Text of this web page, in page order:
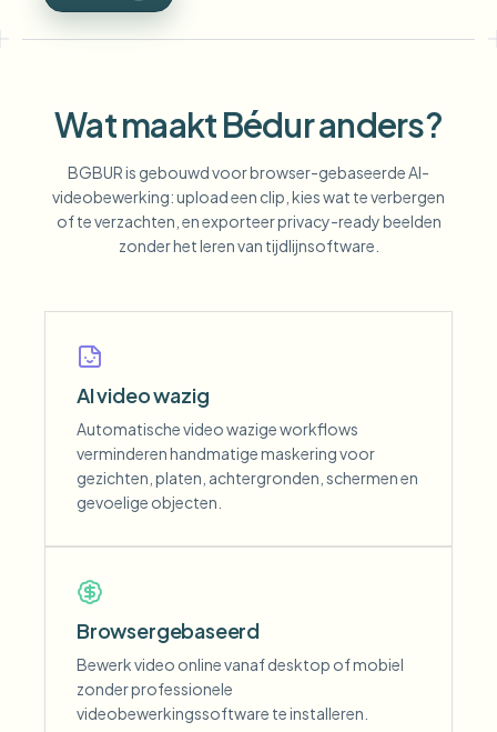
Wat maakt Bédur anders?
BGBUR is gebouwd voor browser-gebaseerde AI-
videobewerking: upload een clip, kies wat te verbergen
of te verzachten, en exporteer privacy-ready beelden
zonder het leren van tijdlijnsoftware.
AI video wazig
Automatische video wazige workflows
verminderen handmatige maskering voor
gezichten, platen, achtergronden, schermen en
gevoelige objecten.
Browsergebaseerd
Bewerk video online vanaf desktop of mobiel
zonder professionele
videobewerkingssoftware te installeren.